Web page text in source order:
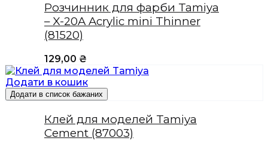
Розчинник для фарби Tamiya
– X-20A Acrylic mini Thinner
(81520)
129,00 ₴
Додати в кошик
Додати в список бажаних
Клей для моделей Tamiya
Cement (87003)